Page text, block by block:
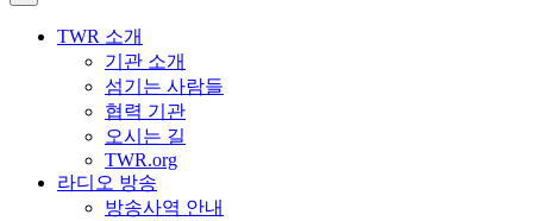
TWR 소개
기관 소개
섬기는 사람들
협력 기관
오시는 길
TWR.org
라디오 방송
방송사역 안내